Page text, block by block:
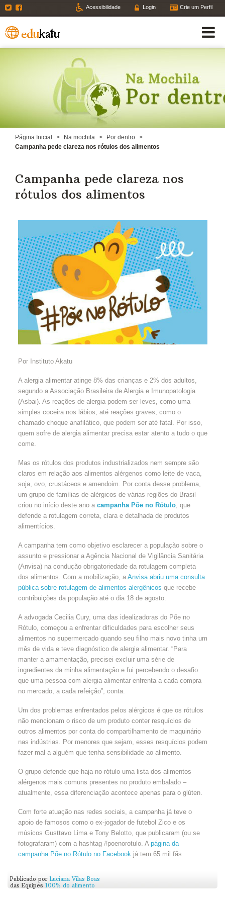
Twitter Acessibilidade Login Crie um Perfil
Página Inicial > Na mochila > Por dentro >
Campanha pede clareza nos rótulos dos alimentos
Campanha pede clareza nos
rótulos dos alimentos
Por Instituto Akatu
A alergia alimentar atinge 8% das crianças e 2% dos adultos,
segundo a Associação Brasileira de Alergia e Imunopatologia
(Asbai). As reações de alergia podem ser leves, como uma
simples coceira nos lábios, até reações graves, como o
chamado choque anafilático, que podem ser até fatal. Por isso,
quem sofre de alergia alimentar precisa estar atento a tudo o que
come.
Mas os rótulos dos produtos industrializados nem sempre são
claros em relação aos alimentos alérgenos como leite de vaca,
soja, ovo, crustáceos e amendoim. Por conta desse problema,
um grupo de famílias de alérgicos de várias regiões do Brasil
criou no início deste ano a campanha Põe no Rótulo, que
defende a rotulagem correta, clara e detalhada de produtos
alimentícios.
A campanha tem como objetivo esclarecer a população sobre o
assunto e pressionar a Agência Nacional de Vigilância Sanitária
(Anvisa) na condução obrigatoriedade da rotulagem completa
dos alimentos. Com a mobilização, a Anvisa abriu uma consulta
pública sobre rotulagem de alimentos alergênicos que recebe
contribuições da população até o dia 18 de agosto.
A advogada Cecilia Cury, uma das idealizadoras do Põe no
Rótulo, começou a enfrentar dificuldades para escolher seus
alimentos no supermercado quando seu filho mais novo tinha um
mês de vida e teve diagnóstico de alergia alimentar. “Para
manter a amamentação, precisei excluir uma série de
ingredientes da minha alimentação e fui percebendo o desafio
que uma pessoa com alergia alimentar enfrenta a cada compra
no mercado, a cada refeição”, conta.
Um dos problemas enfrentados pelos alérgicos é que os rótulos
não mencionam o risco de um produto conter resquícios de
outros alimentos por conta do compartilhamento de maquinário
nas indústrias. Por menores que sejam, esses resquícios podem
fazer mal a alguém que tenha sensibilidade ao alimento.
O grupo defende que haja no rótulo uma lista dos alimentos
alérgenos mais comuns presentes no produto embalado –
atualmente, essa diferenciação acontece apenas para o glúten.
Com forte atuação nas redes sociais, a campanha já teve o
apoio de famosos como o ex-jogador de futebol Zico e os
músicos Gusttavo Lima e Tony Belotto, que publicaram (ou se
fotografaram) com a hashtag #poenorotulo. A página da
campanha Põe no Rótulo no Facebook já tem 65 mil fãs.
Publicado por Luciana Vilas Boas
das Equipes 100% do alimento